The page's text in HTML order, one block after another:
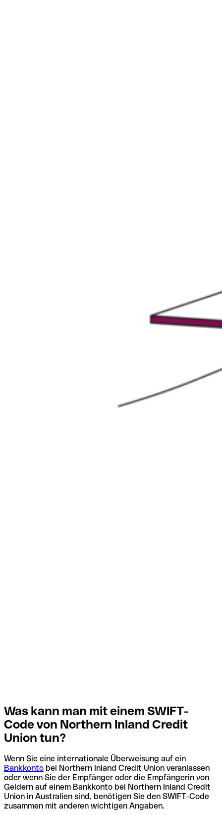
Was kann man mit einem SWIFT-
Code von Northern Inland Credit
Union tun?
Wenn Sie eine internationale Überweisung auf ein
Bankkonto bei Northern Inland Credit Union veranlassen
oder wenn Sie der Empfänger oder die Empfängerin von
Geldern auf einem Bankkonto bei Northern Inland Credit
Union in Australien sind, benötigen Sie den SWIFT-Code
zusammen mit anderen wichtigen Angaben.